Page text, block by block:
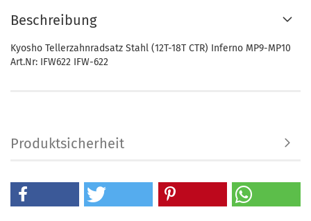
Beschreibung
Kyosho Tellerzahnradsatz Stahl (12T-18T CTR) Inferno MP9-MP10
Art.Nr: IFW622 IFW-622
Produktsicherheit